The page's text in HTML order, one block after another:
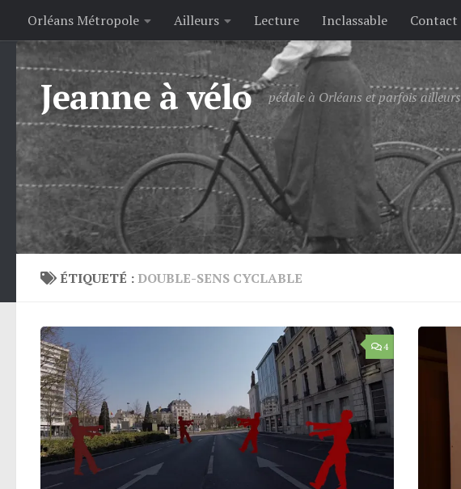
Skip to content
Orléans Métropole Ailleurs Lecture Inclassable Contact
Jeanne à vélo pédale à Orléans et parfois ailleurs
ÉTIQUETÉ : DOUBLE-SENS CYCLABLE
4